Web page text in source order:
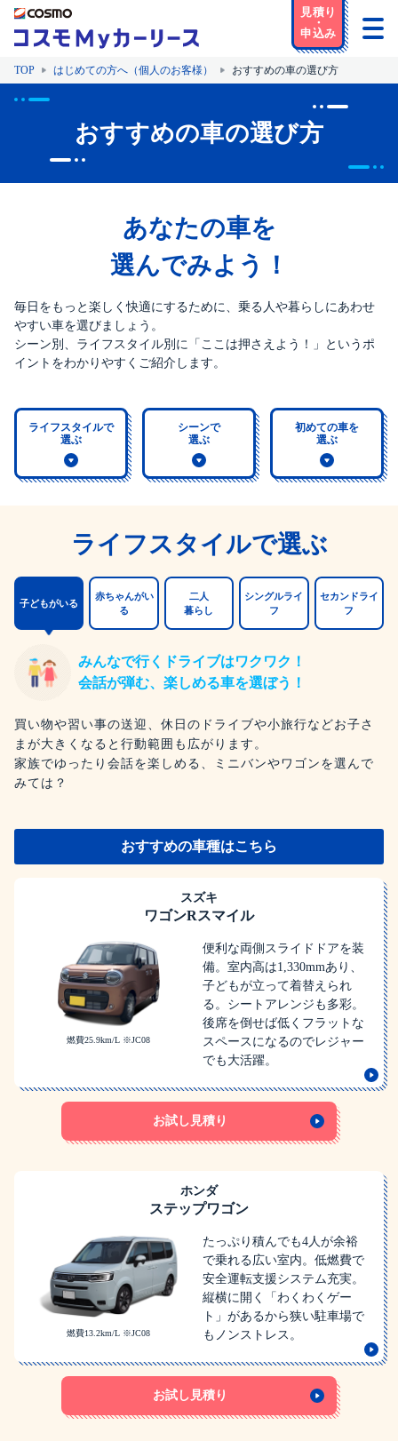
TOP はじめての方へ（個人のお客様） おすすめの車の選び方
おすすめの車の選び方
あなたの車を
選んでみよう！
毎日をもっと楽しく快適にするために、乗る人や暮らしにあわせ
やすい車を選びましょう。
シーン別、ライフスタイル別に「ここは押さえよう！」というポ
イントをわかりやすくご紹介します。
ライフスタイルで
選ぶ
シーンで
選ぶ
初めての車を
選ぶ
ライフスタイルで選ぶ
子どもがいる
赤ちゃんがい
る
二人
暮らし
シングルライ
フ
セカンドライ
フ
みんなで行くドライブはワクワク！
会話が弾む、楽しめる車を選ぼう！
買い物や習い事の送迎、休日のドライブや小旅行などお子さ
まが大きくなると行動範囲も広がります。
家族でゆったり会話を楽しめる、ミニバンやワゴンを選んで
みては？
おすすめの車種はこちら
スズキ
ワゴンRスマイル
燃費25.9km/L ※JC08
便利な両側スライドドアを装
備。室内高は1,330mmあり、
子どもが立って着替えられ
る。シートアレンジも多彩。
後席を倒せば低くフラットな
スペースになるのでレジャー
でも大活躍。
お試し見積り
ホンダ
ステップワゴン
燃費13.2km/L ※JC08
たっぷり積んでも4人が余裕
で乗れる広い室内。低燃費で
安全運転支援システム充実。
縦横に開く「わくわくゲー
ト」があるから狭い駐車場で
もノンストレス。
お試し見積り